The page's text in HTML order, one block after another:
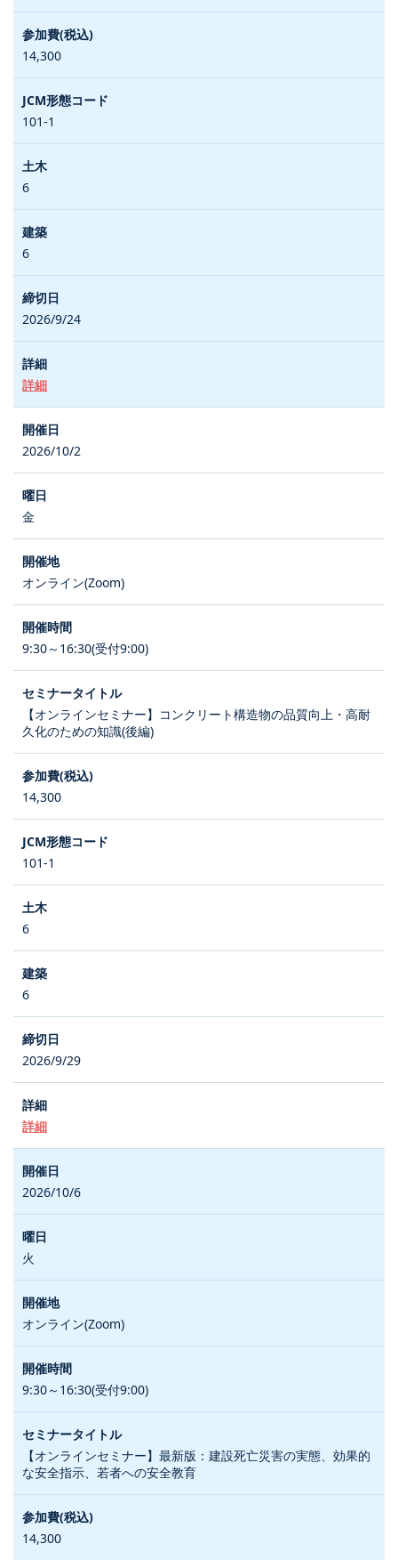
14,300
101-1
6
6
2026/9/24
詳細
2026/10/2
金
オンライン(Zoom)
9:30～16:30(受付9:00)
【オンラインセミナー】コンクリート構造物の品質向上・高耐
久化のための知識(後編)
14,300
101-1
6
6
2026/9/29
詳細
2026/10/6
火
オンライン(Zoom)
9:30～16:30(受付9:00)
【オンラインセミナー】最新版：建設死亡災害の実態、効果的
な安全指示、若者への安全教育
14,300